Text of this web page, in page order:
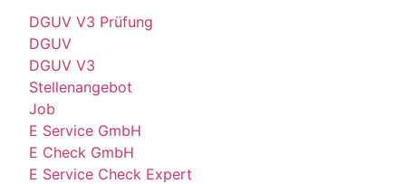
DGUV V3 Prüfung
DGUV
DGUV V3
Stellenangebot
Job
E Service GmbH
E Check GmbH
E Service Check Expert